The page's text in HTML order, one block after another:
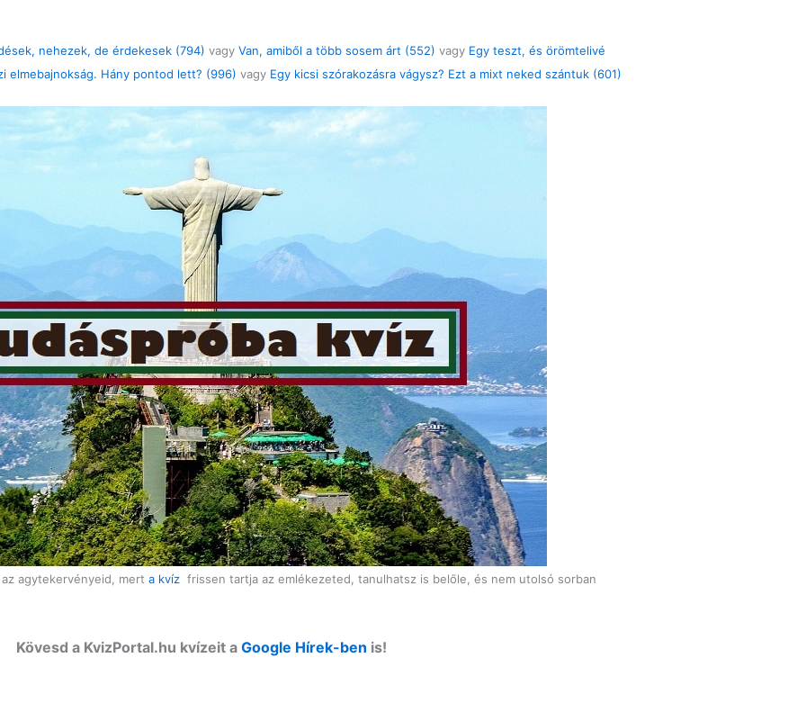
nehezek, de érdekesek (794) vagy Van, amiből a több sosem árt (552) vagy Egy teszt, és örömtelivé
elmebajnokság. Hány pontod lett? (996) vagy Egy kicsi szórakozásra vágysz? Ezt a mixt neked szántuk (601)
agytekervényeid, mert a kvíz frissen tartja az emlékezeted, tanulhatsz is belőle, és nem utolsó sorban
Kövesd a KvizPortal.hu kvízeit a Google Hírek-ben is!